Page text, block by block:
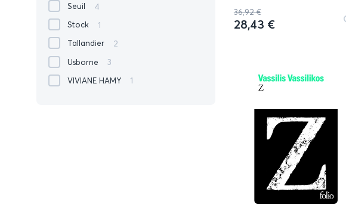
Seuil 4
Stock 1
Tallandier 2
Usborne 3
VIVIANE ΗΑΜΥ 1
36,92 €
28,43 €